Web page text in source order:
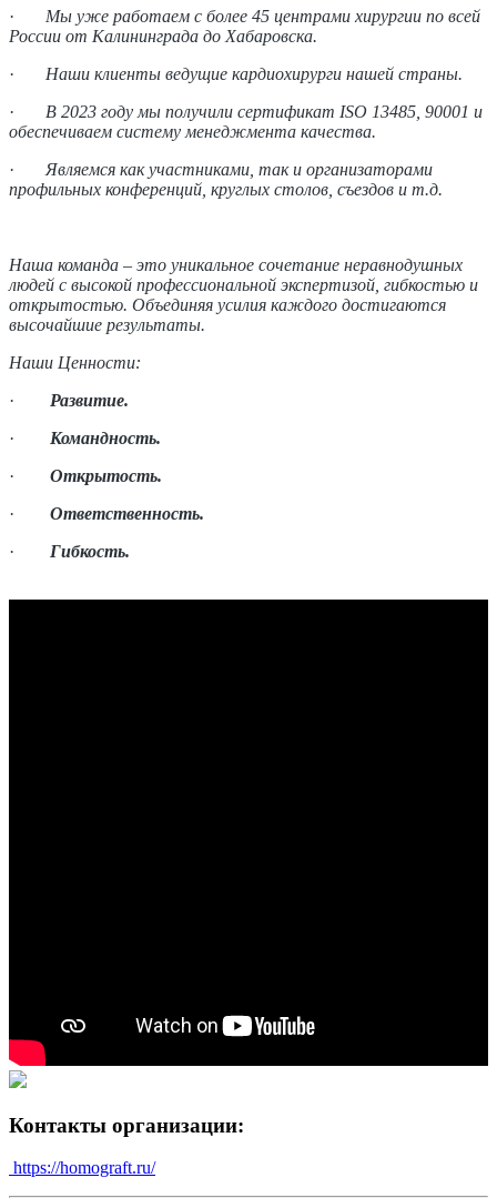
· Мы уже работаем с более 45 центрами хирургии по всей
России от Калининграда до Хабаровска.
· Наши клиенты ведущие кардиохирурги нашей страны.
· В 2023 году мы получили сертификат ISO 13485, 90001 и
обеспечиваем систему менеджмента качества.
· Являемся как участниками, так и организаторами
профильных конференций, круглых столов, съездов и т.д.
Наша команда – это уникальное сочетание неравнодушных
людей с высокой профессиональной экспертизой, гибкостью и
открытостью. Объединяя усилия каждого достигаются
высочайшие результаты.
Наши Ценности:
· Развитие.
· Командность.
· Открытость.
· Ответственность.
· Гибкость.
Контакты организации:
https://homograft.ru/